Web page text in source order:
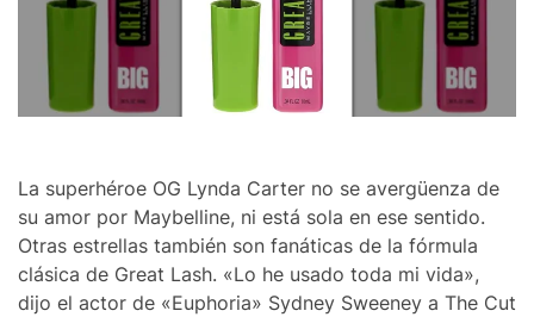
La superhéroe OG Lynda Carter no se avergüenza de
su amor por Maybelline, ni está sola en ese sentido.
Otras estrellas también son fanáticas de la fórmula
clásica de Great Lash. «Lo he usado toda mi vida»,
dijo el actor de «Euphoria» Sydney Sweeney a The Cut